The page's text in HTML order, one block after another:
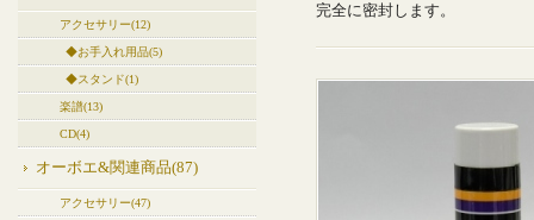
アクセサリー(12)
◆お手入れ用品(5)
◆スタンド(1)
楽譜(13)
CD(4)
オーボエ&関連商品(87)
アクセサリー(47)
完全に密封します。